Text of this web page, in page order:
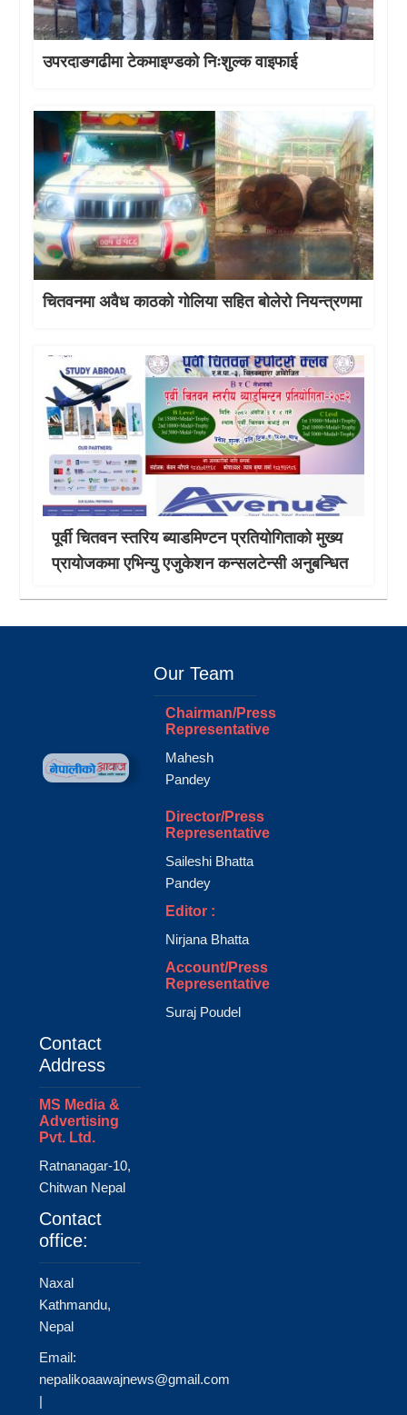
उपरदाङगढीमा टेकमाइण्डको निःशुल्क वाइफाई
चितवनमा अवैध काठको गोलिया सहित बोलेरो नियन्त्रणमा
पूर्वी चितवन स्तरिय ब्याडमिण्टन प्रतियोगिताको मुख्य
प्रायोजकमा एभिन्यु एजुकेशन कन्सलटेन्सी अनुबन्धित
Our Team
Chairman/Press
Representative
Mahesh
Pandey
Director/Press
Representative
Saileshi Bhatta
Pandey
Editor :
Nirjana Bhatta
Account/Press
Representative
Suraj Poudel
Contact
Address
MS Media &
Advertising
Pvt. Ltd.
Ratnanagar-10,
Chitwan Nepal
Contact
office:
Naxal
Kathmandu,
Nepal
Email:
nepalikoaawajnews@gmail.com
|